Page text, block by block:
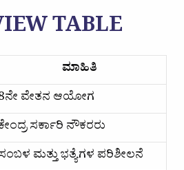
TABLE
ಮಾಹಿತಿ
ವೇತನ ಆಯೋಗ
ಸರ್ಕಾರಿ ನೌಕರರು
ಮತ್ತು ಭತ್ಯೆಗಳ ಪರಿಶೀಲನೆ